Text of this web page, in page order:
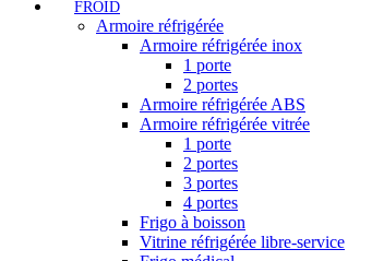
FROID
Armoire réfrigérée
Armoire réfrigérée inox
1 porte
2 portes
Armoire réfrigérée ABS
Armoire réfrigérée vitrée
1 porte
2 portes
3 portes
4 portes
Frigo à boisson
Vitrine réfrigérée libre-service